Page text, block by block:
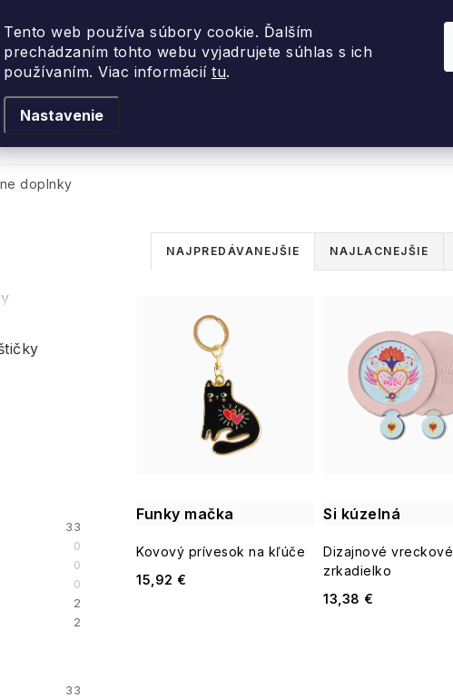
Tento web používa súbory cookie. Ďalším
prechádzaním tohto webu vyjadrujete súhlas s ich
používaním. Viac informácií tu.
Nastavenie
vône
doplnky
33
0
0
0
2
2
33
R
p
r
o
NAJPREDÁVANEJŠIE NAJLACNEJŠIE
p
r
o
Funky mačka
Kovový prívesok na kľúče
15,92 €
Si kúzelná
Dizajnové vreckové
zrkadielko
13,38 €